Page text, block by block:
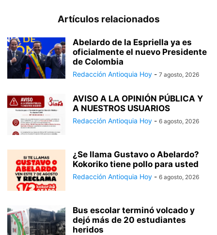
Artículos relacionados
Abelardo de la Espriella ya es
oficialmente el nuevo Presidente
de Colombia
Redacción Antioquia Hoy - 7 agosto, 2026
AVISO A LA OPINIÓN PÚBLICA Y
A NUESTROS USUARIOS
Redacción Antioquia Hoy - 6 agosto, 2026
¿Se llama Gustavo o Abelardo?
Kokoriko tiene pollo para usted
Redacción Antioquia Hoy - 6 agosto, 2026
Bus escolar terminó volcado y
dejó más de 20 estudiantes
heridos